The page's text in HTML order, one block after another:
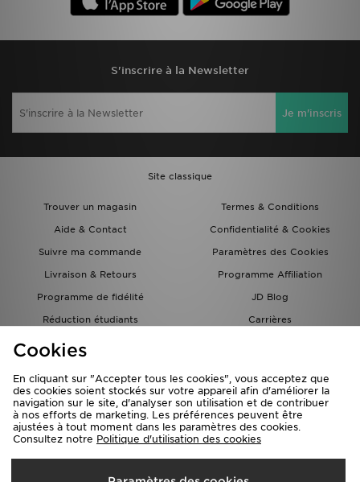
S'inscrire à la Newsletter
Je m'inscris
Site classique
Trouver un magasin
Termes & Conditions
Aide & Contact
Confidentialité & Cookies
Suivre ma commande
Paramètres des Cookies
Livraison & Retours
Programme Affiliation
Programme de fidélité
JD Blog
Réduction étudiants
Carrières
Carte Cadeau
Livraison Vers
Cookies
En cliquant sur "Accepter tous les cookies", vous acceptez que
des cookies soient stockés sur votre appareil afin d'améliorer la
navigation sur le site, d'analyser son utilisation et de contribuer
à nos efforts de marketing. Les préférences peuvent être
ajustées à tout moment dans les paramètres des cookies.
Consultez notre Politique d'utilisation des cookies